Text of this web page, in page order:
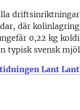
där
0,22 kg
typisk svensk
Lant